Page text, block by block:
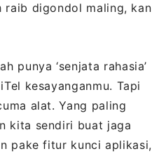
raib digondol maling, kan
punya ‘senjata rahasia’
kesayanganmu. Tapi
alat. Yang paling
kita sendiri buat jaga
pake fitur kunci aplikasi,